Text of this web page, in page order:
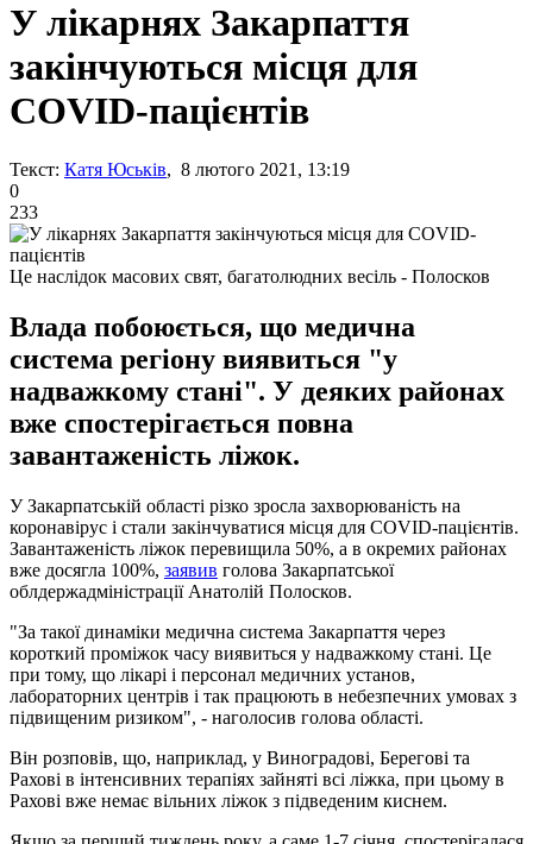
У лікарнях Закарпаття
закінчуються місця для
COVID-пацієнтів
Текст: Катя Юськів, 8 лютого 2021, 13:19
0
233
Це наслідок масових свят, багатолюдних весіль - Полосков
Влада побоюється, що медична
система регіону виявиться "у
надважкому стані". У деяких районах
вже спостерігається повна
завантаженість ліжок.
У Закарпатській області різко зросла захворюваність на
коронавірус і стали закінчуватися місця для COVID-пацієнтів.
Завантаженість ліжок перевищила 50%, а в окремих районах
вже досягла 100%, заявив голова Закарпатської
облдержадміністрації Анатолій Полосков.
"За такої динаміки медична система Закарпаття через
короткий проміжок часу виявиться у надважкому стані. Це
при тому, що лікарі і персонал медичних установ,
лабораторних центрів і так працюють в небезпечних умовах з
підвищеним ризиком", - наголосив голова області.
Він розповів, що, наприклад, у Виноградові, Берегові та
Рахові в інтенсивних терапіях зайняті всі ліжка, при цьому в
Рахові вже немає вільних ліжок з підведеним киснем.